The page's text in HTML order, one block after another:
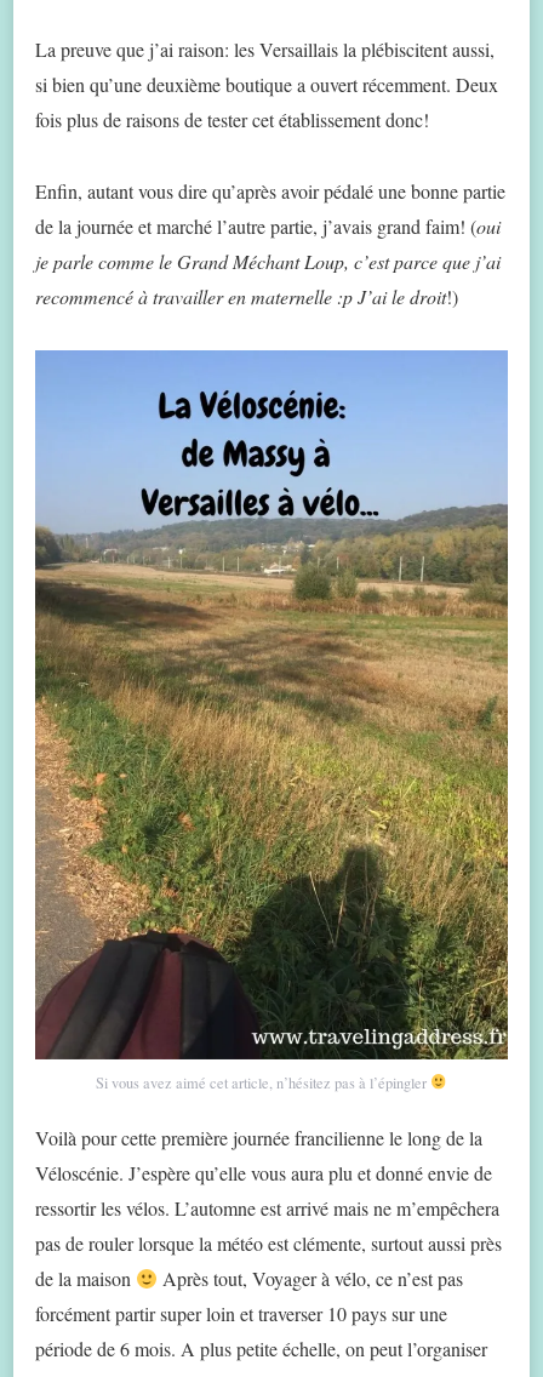
La preuve que j’ai raison: les Versaillais la plébiscitent aussi,
si bien qu’une deuxième boutique a ouvert récemment. Deux
fois plus de raisons de tester cet établissement donc!
Enfin, autant vous dire qu’après avoir pédalé une bonne partie
de la journée et marché l’autre partie, j’avais grand faim! (oui
je parle comme le Grand Méchant Loup, c’est parce que j’ai
recommencé à travailler en maternelle :pJ’ai le droit!)
Si vous avez aimé cet article, n’hésitez pas à l’épingler
Voilà pour cette première journée francilienne le long de la
Véloscénie. J’espère qu’elle vous aura plu et donné envie de
ressortir les vélos. L’automne est arrivé mais ne m’empêchera
pas de rouler lorsque la météo est clémente, surtout aussi près
de la maison
Après tout, Voyager à vélo, ce n’est pas
forcément partir super loin et traverser 10 pays sur une
période de 6 mois. A plus petite échelle, on peut l’organiser